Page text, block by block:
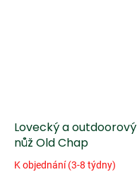
Lovecký a outdoorový
nůž Old Chap
K objednání (3-8 týdny)